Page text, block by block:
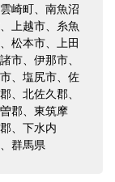
崎町、南魚沼
上越市、糸魚
松本市、上田
市、伊那市、
、塩尻市、佐
、北佐久郡、
郡、東筑摩
、下水内
群馬県